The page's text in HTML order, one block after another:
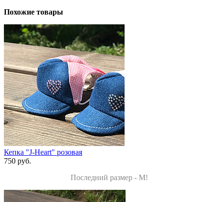
Похожие товары
Кепка "J-Heart" розовая
750 руб.
Последний размер - M!